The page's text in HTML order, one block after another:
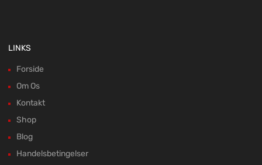
LINKS
Forside
Om Os
Kontakt
Shop
Blog
Handelsbetingelser